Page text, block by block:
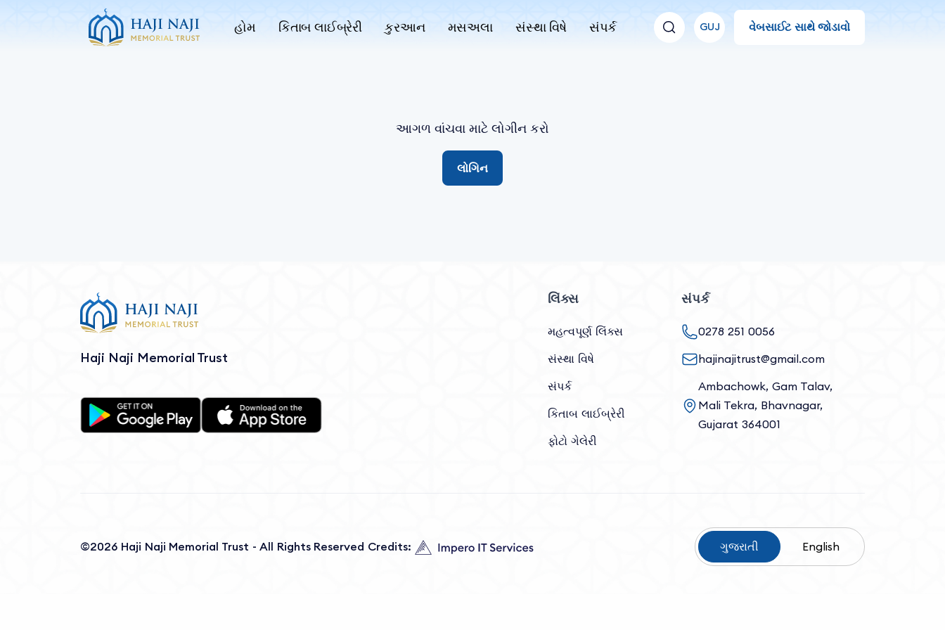
હોમ કિતાબ લાઈબ્રેરી કુરઆન મસઅલા સંસ્થા વિષે સંપર્ક GUJ વેબસાઈટ સાથે જોડાવો
આગળ વાંચવા માટે લોગીન કરો
લોગિન
Haji Naji Memorial Trust
લિંક્સ
મહત્વપૂર્ણ લિંક્સ
સંસ્થા વિષે
સંપર્ક
કિતાબ લાઈબ્રેરી
ફોટો ગેલેરી
સંપર્ક
0278 251 0056
hajinajitrust@gmail.com
Ambachowk, Gam Talav,
Mali Tekra, Bhavnagar,
Gujarat 364001
©2026 Haji Naji Memorial Trust - All Rights Reserved Credits: ગુજરાતી English